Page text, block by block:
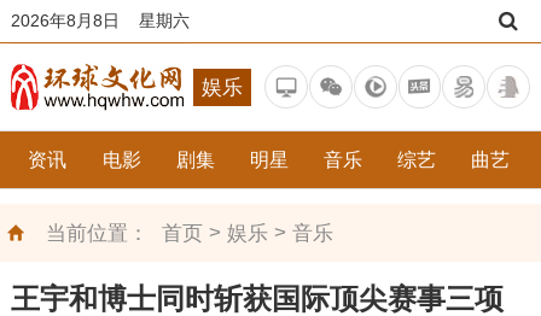
2026年8月8日 星期六
娱乐
资讯 电影 剧集 明星 音乐 综艺 曲艺
当前位置： 首页> 娱乐 > 音乐
王宇和博士同时斩获国际顶尖赛事三项